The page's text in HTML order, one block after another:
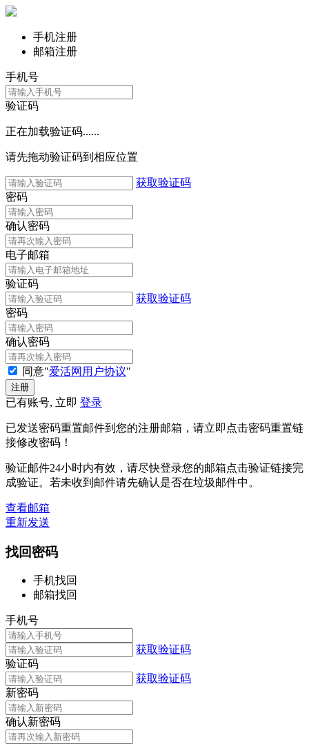
手机注册
邮箱注册
手机号
验证码
正在加载验证码......
请先拖动验证码到相应位置
获取验证码
密码
确认密码
电子邮箱
验证码
获取验证码
密码
确认密码
同意"爱活网用户协议"
已有账号, 立即 登录
已发送密码重置邮件到您的注册邮箱，请立即点击密码重置链
接修改密码！
验证邮件24小时内有效，请尽快登录您的邮箱点击验证链接完
成验证。若未收到邮件请先确认是否在垃圾邮件中。
查看邮箱
重新发送
找回密码
手机找回
邮箱找回
手机号
获取验证码
验证码
获取验证码
新密码
确认新密码